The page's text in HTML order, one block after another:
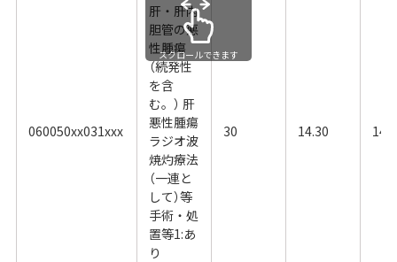
060050xx031xxx
肝・肝内
胆管の悪
性腫瘍
（続発性
を含
む。） 肝
悪性腫瘍
ラジオ波
焼灼療法
（一連と
して）等
手術・処
置等1:あ
り
30 14.30
スクロールできます